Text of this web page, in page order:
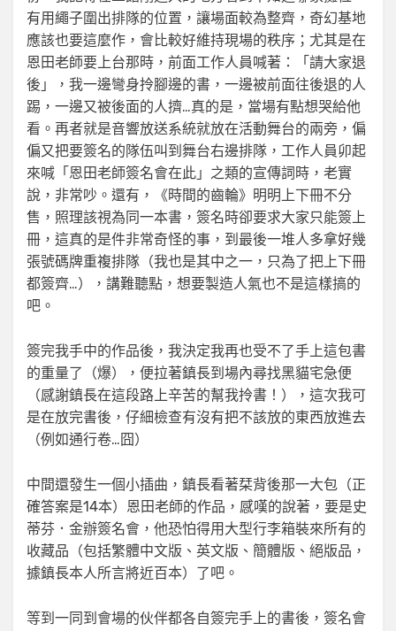
有用繩子圍出排隊的位置，讓場面較為整齊，奇幻基地
應該也要這麼作，會比較好維持現場的秩序；尤其是在
恩田老師要上台那時，前面工作人員喊著：「請大家退
後」，我一邊彎身拎腳邊的書，一邊被前面往後退的人
踢，一邊又被後面的人擠…真的是，當場有點想哭給他
看。再者就是音響放送系統就放在活動舞台的兩旁，偏
偏又把要簽名的隊伍叫到舞台右邊排隊，工作人員卯起
來喊「恩田老師簽名會在此」之類的宣傳詞時，老實
說，非常吵。還有，《時間的齒輪》明明上下冊不分
售，照理該視為同一本書，簽名時卻要求大家只能簽上
冊，這真的是件非常奇怪的事，到最後一堆人多拿好幾
張號碼牌重複排隊（我也是其中之一，只為了把上下冊
都簽齊…），講難聽點，想要製造人氣也不是這樣搞的
吧。
簽完我手中的作品後，我決定我再也受不了手上這包書
的重量了（爆），便拉著鎮長到場內尋找黑貓宅急便
（感謝鎮長在這段路上辛苦的幫我拎書！），這次我可
是在放完書後，仔細檢查有沒有把不該放的東西放進去
（例如通行卷…囧）
中間還發生一個小插曲，鎮長看著栞背後那一大包（正
確答案是14本）恩田老師的作品，感嘆的說著，要是史
蒂芬．金辦簽名會，他恐怕得用大型行李箱裝來所有的
收藏品（包括繁體中文版、英文版、簡體版、絕版品，
據鎮長本人所言將近百本）了吧。
等到一同到會場的伙伴都各自簽完手上的書後，簽名會